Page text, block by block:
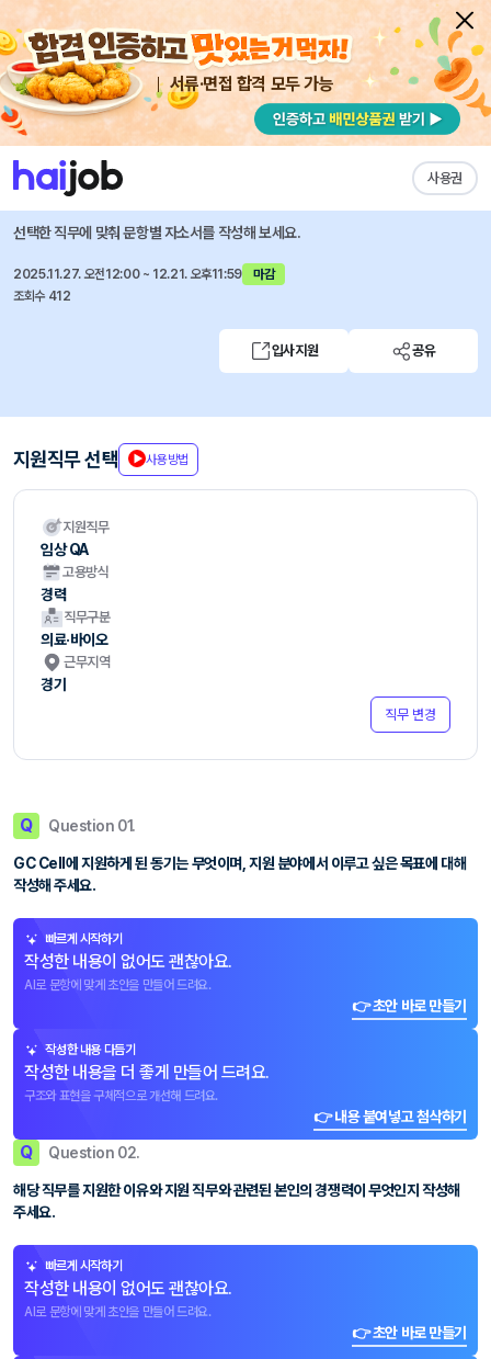
서류·면접 합격 모두 가능
사용권
채용공고 자소서 자유항목 자소서 내 작성목록
GC셀 즐겨찾기
임상 QA 담당자 모집 (경력)
선택한 직무에 맞춰 문항별 자소서를 작성해 보세요.
2025.11.27. 오전12:00 ~ 12.21. 오후11:59
마감
조회수 412
입사지원 공유
지원직무 선택 사용방법
지원직무
임상 QA
고용방식
경력
직무구분
의료·바이오
근무지역
경기
직무 변경
Q Question 01.
GC Cell에 지원하게 된 동기는 무엇이며, 지원 분야에서 이루고 싶은 목표에 대해
작성해 주세요.
빠르게 시작하기
작성한 내용이 없어도 괜찮아요.
AI로 문항에 맞게 초안을 만들어 드려요.
👉 초안 바로 만들기
작성한 내용 다듬기
작성한 내용을 더 좋게 만들어 드려요.
구조와 표현을 구체적으로 개선해 드려요.
👉 내용 붙여넣고 첨삭하기
Q Question 02.
해당 직무를 지원한 이유와 지원 직무와 관련된 본인의 경쟁력이 무엇인지 작성해
주세요.
빠르게 시작하기
작성한 내용이 없어도 괜찮아요.
AI로 문항에 맞게 초안을 만들어 드려요.
👉 초안 바로 만들기